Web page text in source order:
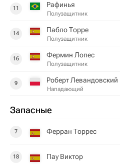
11 Рафинья
Полузащитник
14 Пабло Торре
Полузащитник
16 Фермин Лопес
Полузащитник
9 Роберт Левандовский
Нападающий
Запасные
7 Ферран Торрес
18 Пау Виктор